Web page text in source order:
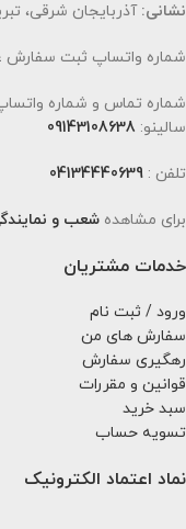
نشانی: آذربایجان شرقی،
شماره واتساپ ثبت سفارش
شماره تماس و شماره
سالینو: 09143108638
تلفن : 04134440639
برای مشاهده شعب و
خدمات مشتریان
ورود / ثبت نام
سفارش های من
رهگیری سفارش
قوانین و مقررات
سبد خرید
تسویه حساب
نماد اعتماد الکترونیک